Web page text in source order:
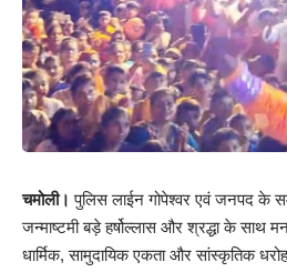
चमोली। पुलिस लाईन गोपेश्वर एवं जनपद के
जन्माष्टमी बड़े हर्षोल्लास और श्रद्धा के साथ
धार्मिक, सामुदायिक एकता और सांस्कृतिक